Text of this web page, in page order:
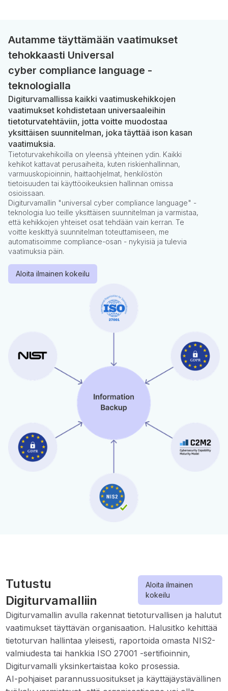
Autamme täyttämään vaatimukset
tehokkaasti Universal
cyber compliance language -
teknologialla
Digiturvamallissa kaikki vaatimuskehikkojen
vaatimukset kohdistetaan universaaleihin
tietoturvatehtäviin, jotta voitte muodostaa
yksittäisen suunnitelman, joka täyttää ison kasan
vaatimuksia.
Tietoturvakehikoilla on yleensä yhteinen ydin. Kaikki
kehikot kattavat perusaiheita, kuten riskienhallinnan,
varmuuskopioinnin, haittaohjelmat, henkilöstön
tietoisuuden tai käyttöoikeuksien hallinnan omissa
osioissaan.
Digiturvamallin "universal cyber compliance language" -
teknologia luo teille yksittäisen suunnitelman ja varmistaa,
että kehikkojen yhteiset osat tehdään vain kerran. Te
voitte keskittyä suunnitelman toteuttamiseen, me
automatisoimme compliance-osan - nykyisiä ja tulevia
vaatimuksia päin.
Aloita ilmainen kokeilu
Tutustu
Digiturvamalliin
Aloita ilmainen
kokeilu
Digiturvamallin avulla rakennat tietoturvallisen ja halutut
vaatimukset täyttävän organisaation. Halusitko kehittää
tietoturvan hallintaa yleisesti, raportoida omasta NIS2-
valmiudesta tai hankkia ISO 27001 -sertifioinnin,
Digiturvamalli yksinkertaistaa koko prosessia.
AI-pohjaiset parannussuositukset ja käyttäjäystävällinen